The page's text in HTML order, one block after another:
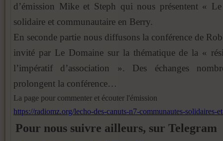
d’émission Mike et Steph qui nous présentent «
solidaire et communautaire en Berry.
En seconde partie nous diffusons la conférence de
invité par Le Domaine sur la thématique de la «
l’impératif d’association ». Des échanges
prolongent la conférence…
La page pour commenter et écouter l'émission
https://radiomz.org/lecho-des-canuts-n7-communautes-solidaires-
Pour nous suivre ailleurs, sur Telegram